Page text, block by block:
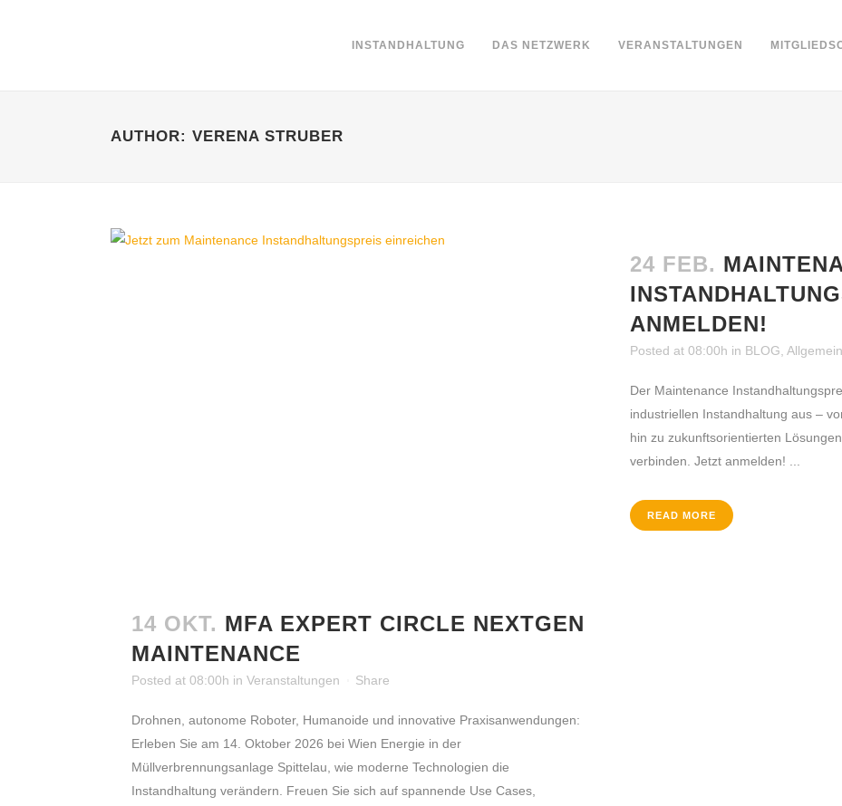
INSTANDHALTUNG DAS NETZWERK VERANSTALTUNGEN
AUTHOR: VERENA STRUBER
24 FEB.
ANMELDEN!
Posted at 08:00h in BLOG Allgemein
Der Maintenance
industriellen Instandhaltung aus –
hin zu zukunftsorientierten
verbinden. Jetzt anmelden! ...
READ MORE
14 OKT. MFA EXPERT CIRCLE NEXTGEN
MAINTENANCE
Posted at 08:00h in Veranstaltungen Share
Drohnen, autonome Roboter, Humanoide und innovative Praxisanwendungen:
Erleben Sie am 14. Oktober 2026 bei Wien Energie in der
Müllverbrennungsanlage Spittelau, wie moderne Technologien die
Instandhaltung verändern. Freuen Sie sich auf spannende Use Cases,